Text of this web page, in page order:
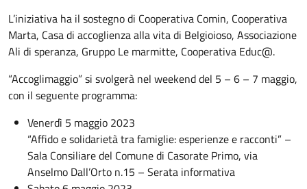
L’iniziativa ha il sostegno di Cooperativa Comin, Cooperativa
Marta, Casa di accoglienza alla vita di Belgioioso, Associazione
Ali di speranza, Gruppo Le marmitte, Cooperativa Educ@.
“Accoglimaggio” si svolgerà nel weekend del 5 – 6 – 7 maggio,
con il seguente programma:
Venerdì 5 maggio 2023
“Affido e solidarietà tra famiglie: esperienze e racconti” –
Sala Consiliare del Comune di Casorate Primo, via
Anselmo Dall’Orto n.15 – Serata informativa